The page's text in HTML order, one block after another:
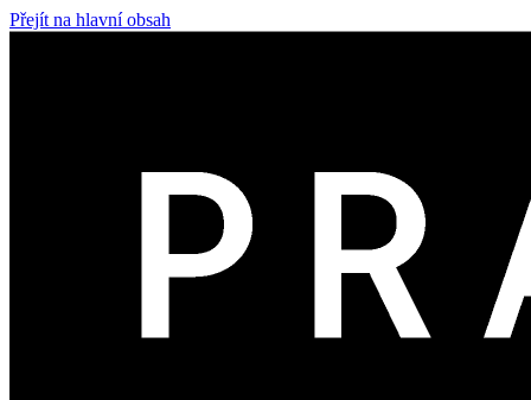
Přejít na hlavní obsah